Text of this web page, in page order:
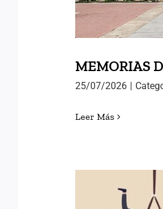
MEMORIAS
25/07/2026
Leer Más